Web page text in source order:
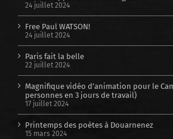
24 juillet 2024
Free Paul WATSON!
24 juillet 2024
Paris fait la belle
22 juillet 2024
Magnifique vidéo d’animation pour le
personnes en 3 jours de travail)
17 juillet 2024
Printemps des poètes à Douarnenez
15 mars 2024